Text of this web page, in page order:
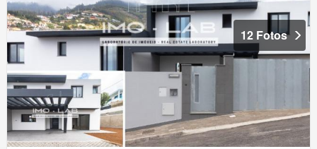
12 Fotos